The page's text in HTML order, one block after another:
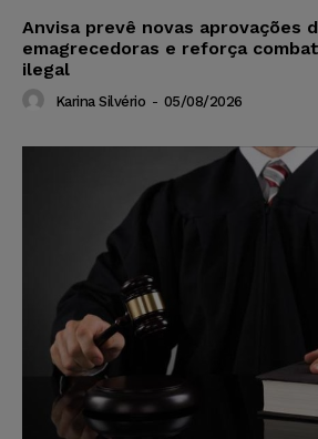
Anvisa prevê novas aprovações
emagrecedoras e reforça
ilegal
Karina Silvério - 05/08/2026